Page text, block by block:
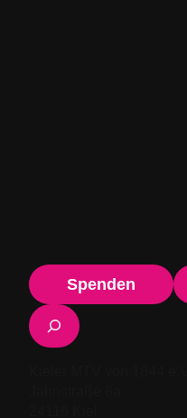
Spenden
Suchen